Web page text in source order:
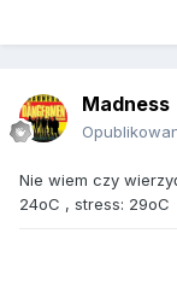
Madness
Nie wiem czy
24oC , stress: 29oC